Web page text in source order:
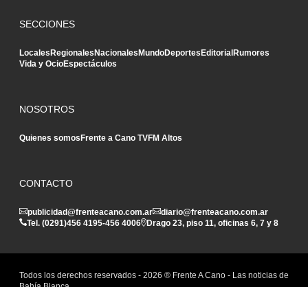
SECCIONES
LocalesRegionalesNacionalesMundoDeportesEditorialRumores
Vida y OcioEspectáculos
NOSOTROS
Quienes somosFrente a Cano TVFM Altos
CONTACTO
publicidad@frenteacano.com.ar
diario@frenteacano.com.ar
Tel. (0291)456 4195-456 4006 Drago 23, piso 11, oficinas 6, 7 y 8
Todos los derechos reservados - 2026 ® Frente A Cano - Las noticias de